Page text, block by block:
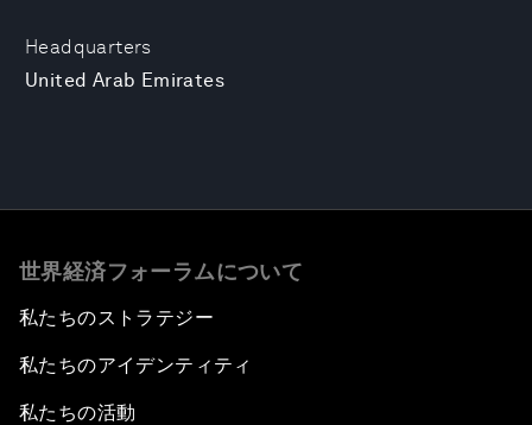
Headquarters
United Arab Emirates
世界経済フォーラムについて
私たちのストラテジー
私たちのアイデンティティ
私たちの活動